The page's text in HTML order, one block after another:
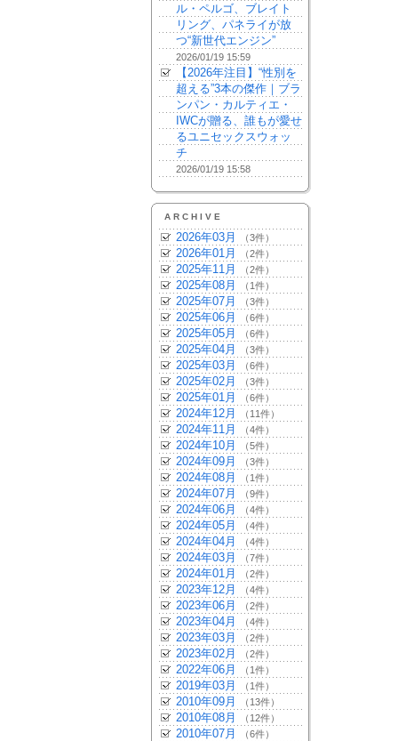
ル・ペルゴ、ブレイト
リング、パネライが放
つ“新世代エンジン”
2026/01/19 15:59
【2026年注目】“性別を
超える”3本の傑作｜ブラ
ンパン・カルティエ・
IWCが贈る、誰もが愛せ
るユニセックスウォッ
チ
2026/01/19 15:58
ARCHIVE
2026年03月 （3件）
2026年01月 （2件）
2025年11月 （2件）
2025年08月 （1件）
2025年07月 （3件）
2025年06月 （6件）
2025年05月 （6件）
2025年04月 （3件）
2025年03月 （6件）
2025年02月 （3件）
2025年01月 （6件）
2024年12月 （11件）
2024年11月 （4件）
2024年10月 （5件）
2024年09月 （3件）
2024年08月 （1件）
2024年07月 （9件）
2024年06月 （4件）
2024年05月 （4件）
2024年04月 （4件）
2024年03月 （7件）
2024年01月 （2件）
2023年12月 （4件）
2023年06月 （2件）
2023年04月 （4件）
2023年03月 （2件）
2023年02月 （2件）
2022年06月 （1件）
2019年03月 （1件）
2010年09月 （13件）
2010年08月 （12件）
2010年07月 （6件）